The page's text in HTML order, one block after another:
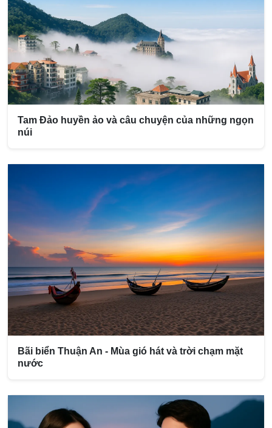
Tam Đảo huyền ảo và câu chuyện của những ngọn
núi
Bãi biển Thuận An - Mùa gió hát và trời chạm mặt
nước